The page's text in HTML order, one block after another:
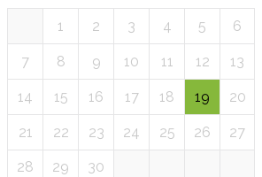
1 2 3 4 5 6
7 8 9 10 11 12 13
14 15 16 17 18 19 20
21 22 23 24 25 26 27
28 29 30